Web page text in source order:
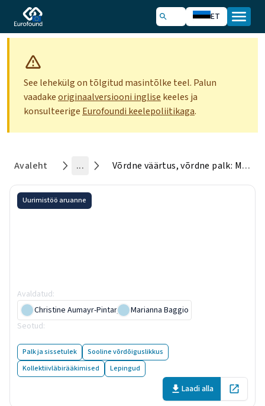
ET
See lehekülg on tõlgitud masintõlke teel. Palun
vaadakeoriginaalversiooni inglise keeles ja
konsulteerige Eurofoundi keelepoliitikaga.
Avaleht ... Võrdne väärtus, võrdne palk: Mõisted, mehhanismid ja rakendamine soolise palgavõrdsuse suunas
Uurimistöö aruanne
Avaldatud:
Christine Aumayr-Pintar,
Marianna Baggio
Seotud:
Palk ja sissetulek
Sooline võrdõiguslikkus
Kollektiivläbirääkimised
Lepingud
Laadi alla Open in